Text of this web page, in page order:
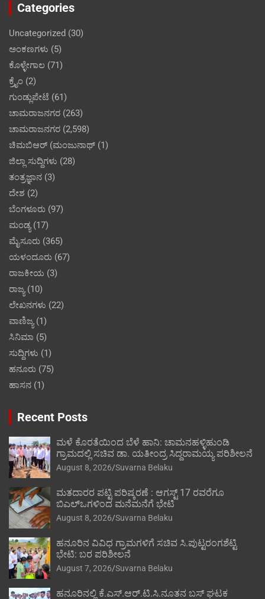
Categories
Uncategorized (30)
ಅಂಕಣಗಳು (5)
ಕೊಳ್ಳೇಗಾಲ (71)
ಕ್ರೈಂ (2)
ಗುಂಡ್ಲುಪೇಟೆ (61)
ಚಾಮರಾಜನಗರ (263)
ಚಾಮರಾಜನಗರ (2,598)
ಚಿಮಬಿಆರ್ (ಮಂಜುನಾಥ್ (1)
ಜಿಲ್ಲಾ ಸುದ್ದಿಗಳು (28)
ತಂತ್ರಜ್ಞಾನ (3)
ದೇಶ (2)
ಬೆಂಗಳೂರು (97)
ಮಂಡ್ಯ(17)
ಮೈಸೂರು (365)
ಯಳಂದೂರು (67)
ರಾಜಕೀಯ (3)
ರಾಜ್ಯ(10)
ಲೇಖನಗಳು (22)
ವಾಣಿಜ್ಯ(1)
ಸಿನಿಮಾ (5)
ಸುದ್ದಿಗಳು (1)
ಹನೂರು (75)
ಹಾಸನ (1)
Recent Posts
ಮಳೆ ಕೊರತೆಯಿಂದ ಬೆಳೆ ಹಾನಿ: ಚಾಮನಹಳ್ಳಿಹುಂಡಿ
ಗ್ರಾಮದಲ್ಲಿ ಸಚಿವ ಡಾ. ಯತೀಂದ್ರ ಸಿದ್ದರಾಮಯ್ಯ ಪರಿಶೀಲನೆ
August 8, 2026 Suvarna Belaku
ಮತದಾರರ ಪಟ್ಟಿ ಪರಿಷ್ಕರಣೆ : ಆಗಸ್ಟ್ 17 ರವರೆಗೂ
ಬಿಎಲ್‍ಒಗಳಿಂದ ಮನೆಮನೆಗೆ ಭೇಟಿ
August 8, 2026 Suvarna Belaku
ಹನೂರಿನ ವಿವಿಧ ಗ್ರಾಮಗಳಿಗೆ ಸಚಿವ ಸಿ.ಪುಟ್ಟರಂಗಶೆಟ್ಟಿ
ಭೇಟಿ: ಬರ ಪರಿಶೀಲನೆ
August 7, 2026 Suvarna Belaku
ಹನೂರಿನಲ್ಲಿ ಕೆ.ಎಸ್.ಆರ್.ಟಿ.ಸಿ.ನೂತನ ಬಸ್ ಘಟಕ